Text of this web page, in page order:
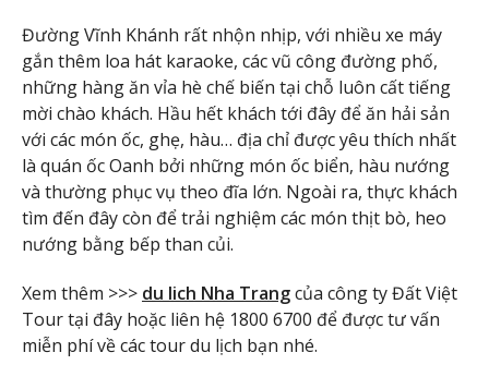
Đường Vĩnh Khánh rất nhộn nhịp, với nhiều xe máy
gắn thêm loa hát karaoke, các vũ công đường phố,
những hàng ăn vỉa hè chế biến tại chỗ luôn cất tiếng
mời chào khách. Hầu hết khách tới đây để ăn hải sản
với các món ốc, ghẹ, hàu… địa chỉ được yêu thích nhất
là quán ốc Oanh bởi những món ốc biển, hàu nướng
và thường phục vụ theo đĩa lớn. Ngoài ra, thực khách
tìm đến đây còn để trải nghiệm các món thịt bò, heo
nướng bằng bếp than củi.
Xem thêm >>> du lich Nha Trangcủa công ty Đất Việt
Tour tại đây hoặc liên hệ 1800 6700 để được tư vấn
miễn phí về các tour du lịch bạn nhé.